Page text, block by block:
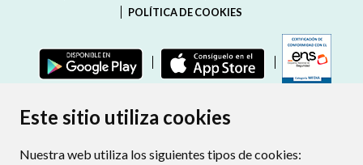
Este sitio utiliza cookies
Nuestra web utiliza los siguientes tipos de cookies:
POLÍTICA DE COOKIES